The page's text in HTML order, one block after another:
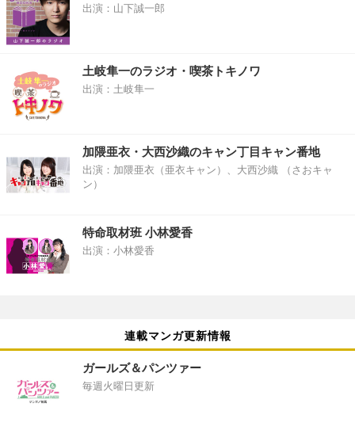
出演：山下誠一郎
土岐隼一のラジオ・喫茶トキノワ
出演：土岐隼一
加隈亜衣・大西沙織のキャン丁目キャン番地
出演：加隈亜衣（亜衣キャン）、大西沙織 （さおキャ
ン）
特命取材班 小林愛香
出演：小林愛香
連載マンガ更新情報
ガールズ＆パンツァー
毎週火曜日更新